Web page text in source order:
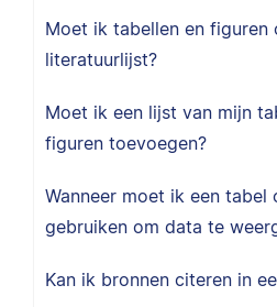
Moet ik tabellen en figuren
literatuurlijst?
Moet ik een lijst van mijn
figuren toevoegen?
Wanneer moet ik een tabel
gebruiken om data te
Kan ik bronnen citeren in